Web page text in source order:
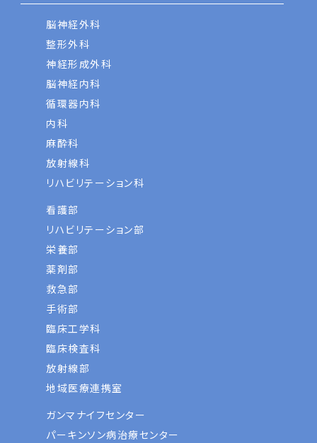
脳神経外科
整形外科
神経形成外科
脳神経内科
循環器内科
内科
麻酔科
放射線科
リハビリテーション科
看護部
リハビリテーション部
栄養部
薬剤部
救急部
手術部
臨床工学科
臨床検査科
放射線部
地域医療連携室
ガンマナイフセンター
パーキンソン病治療センター